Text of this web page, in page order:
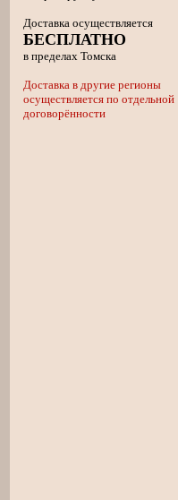
Доставка осуществляется
БЕСПЛАТНО
в пределах Томска
Доставка в другие регионы
осуществляется по отдельной
договорённости